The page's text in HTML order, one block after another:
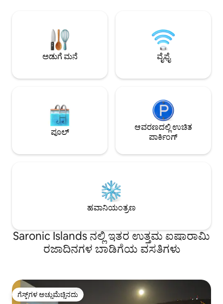
ಸ್ವಚ್ಛಗೊಳಿಸಲಾಗಿದೆ ಮತ್ತು ಸ್ಯಾನಿಟೈಸ್ ಮಾಡಲಾಗಿದೆ
ಎಂದು ಖಚಿತಪಡಿಸಿಕೊಳ್ಳಲು ತಜ್ಞರ
ಮಾರ್ಗದರ್ಶನದೊಂದಿಗೆ ಅಭಿವೃದ್ಧಿಪಡಿಸಲಾಗಿದೆ!
ಅಪರೂಪದ ನಗರ
ಮಾಡುವ ಒಂದು ರೀತಿಯ
ಅಡುಗೆ ಮನೆ ವೈಫೈ
ಪೂಲ್
ಆವರಣದಲ್ಲಿ ಉಚಿತ
ಪಾರ್ಕಿಂಗ್
ಹವಾನಿಯಂತ್ರಣ
Saronic Islands ನಲ್ಲಿ ಇತರ ಉತ್ತಮ ಐಷಾರಾಮಿ
ರಜಾದಿನಗಳ ಬಾಡಿಗೆಯ ವಸತಿಗಳು
ಗೆಸ್ಟ್‌ಗಳ ಅಚ್ಚುಮೆಚ್ಚಿನದು
ಗೆಸ್ಟ್‌ಗಳ ಅಚ್ಚುಮೆಚ್ಚಿನದು